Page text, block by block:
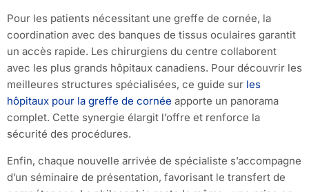
Pour les patients nécessitant une greffe de cornée, la
coordination avec des banques de tissus oculaires garantit
un accès rapide. Les chirurgiens du centre collaborent
avec les plus grands hôpitaux canadiens. Pour découvrir les
meilleures structures spécialisées, ce guide sur les
hôpitaux pour la greffe de cornée apporte un panorama
complet. Cette synergie élargit l’offre et renforce la
sécurité des procédures.
Enfin, chaque nouvelle arrivée de spécialiste s’accompagne
d’un séminaire de présentation, favorisant le transfert de